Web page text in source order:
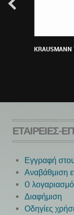
Next
ΕΤΑΙΡΕΊΕΣ-
Εγγραφή
Αναβάθμιση
O
Διαφήμιση
Οδηγίες